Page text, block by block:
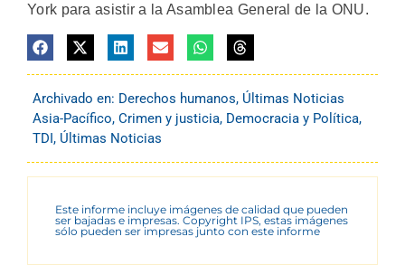
York para asistir a la Asamblea General de la ONU.
Archivado en: Derechos humanos, Últimas Noticias
Asia-Pacífico, Crimen y justicia, Democracia y Política,
TDI, Últimas Noticias
Este informe incluye imágenes de calidad que pueden
ser bajadas e impresas. Copyright IPS, estas imágenes
sólo pueden ser impresas junto con este informe